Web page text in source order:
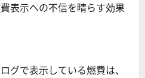
表示への不信を晴らす効果
グで表示している燃費は、